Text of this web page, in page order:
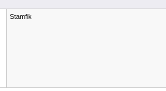
Stamfik